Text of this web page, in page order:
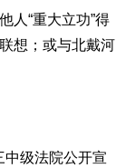
“重大立功”得
想；或与北戴河
级法院公开宣